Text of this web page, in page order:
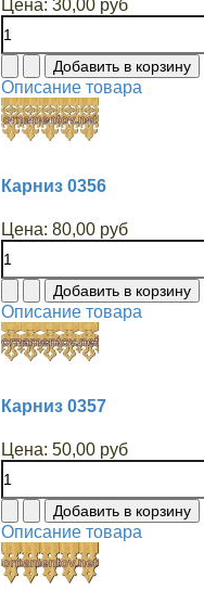
Цена: 30,00 руб
Описание товара
Карниз 0356
Цена: 80,00 руб
Описание товара
Карниз 0357
Цена: 50,00 руб
Описание товара